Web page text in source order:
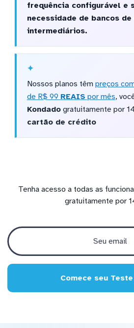
frequência configurável e
necessidade de bancos de
intermediários.
Nossos planos têm preços
de R$ 99 REAIS por mês,
Kondadogratuitamente por
cartão de crédito
Tenha acesso a todas as
gratuitamente por
Comece seu